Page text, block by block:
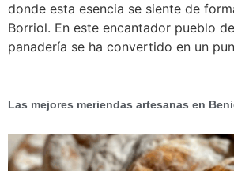
donde esta esencia se siente de
Borriol. En este encantador pueblo
panadería se ha convertido en un
Las mejores meriendas artesanas en